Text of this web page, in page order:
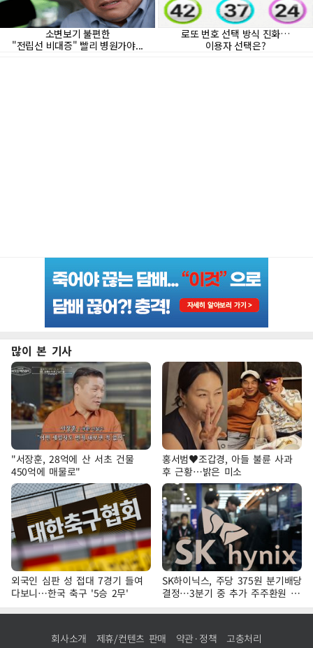
많이 본 기사
"서장훈, 28억에 산 서초 건물
450억에 매물로"
홍서범♥조갑경, 아들 불륜 사과
후 근황…밝은 미소
외국인 심판 성 접대 7경기 들여
다보니…한국 축구 '5승 2무'
SK하이닉스, 주당 375원 분기배당
결정…3분기 중 추가 주주환원 발
표
회사소개 제휴/컨텐츠 판매 약관·정책 고충처리